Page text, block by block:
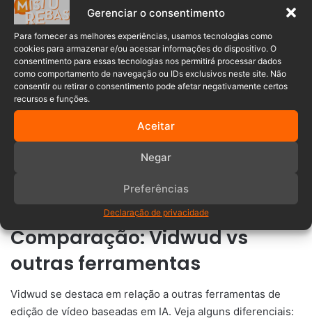
Gerenciar o consentimento
Para fornecer as melhores experiências, usamos tecnologias como
cookies para armazenar e/ou acessar informações do dispositivo. O
consentimento para essas tecnologias nos permitirá processar dados
como comportamento de navegação ou IDs exclusivos neste site. Não
consentir ou retirar o consentimento pode afetar negativamente certos
recursos e funções.
Aceitar
Negar
Preferências
Declaração de privacidade
Para obter um resultado impressionante, siga estas dicas:
Escolha imagens de alta qualidade para garantir
nitidez na animação.
Selecione trilhas sonoras coerentes com o tema do
Ajuste a fluidez da animação para tornar o resultado
Experimente diferentes efeitos para criar variações
interessantes do mesmo vídeo.
Comparação: Vidwud vs
outras ferramentas
Vidwud se destaca em relação a outras ferramentas de
edição de vídeo baseadas em IA. Veja alguns diferenciais: